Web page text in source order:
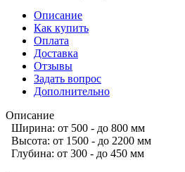
Описание
Как купить
Оплата
Доставка
Отзывы
Задать вопрос
Дополнительно
Описание
Ширина: от 500 - до 800 мм
Высота: от 1500 - до 2200 мм
Глубина: от 300 - до 450 мм